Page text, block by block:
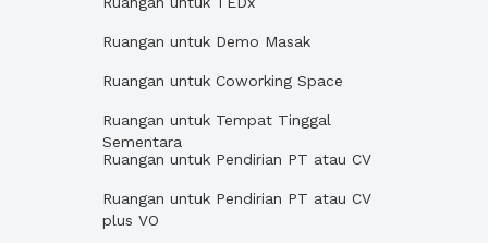
Ruangan untuk Demo Masak
Ruangan untuk Coworking Space
Ruangan untuk Tempat Tinggal
Sementara
Ruangan untuk Pendirian PT atau CV
Ruangan untuk Pendirian PT atau CV
plus VO